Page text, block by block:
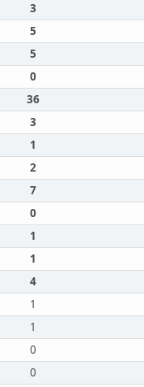
3
5
5
0
36
3
1
2
7
0
1
1
4
1
1
0
0